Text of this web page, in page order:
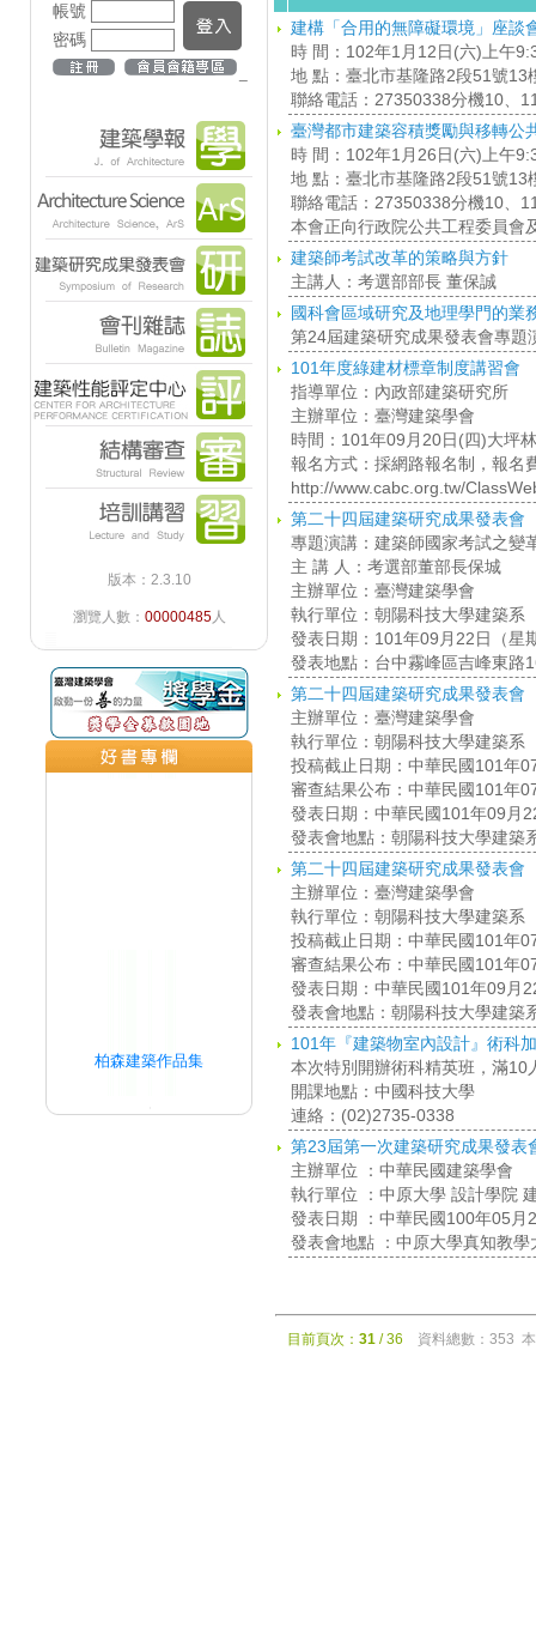
帳號
密碼
版本：2.3.10
瀏覽人數： 00000485人
柏森建築作品集
建構「合用的無障礙環境」座談
時 間：102年1月12日(六)上午
地 點：臺北市基隆路2段51號13
聯絡電話：27350338分機10、
臺灣都市建築容積獎勵與移轉公
時 間：102年1月26日(六)上午
地 點：臺北市基隆路2段51號13
聯絡電話：27350338分機10、
本會正向行政院公共工程委員
建築師考試改革的策略與方針
主講人：考選部部長 董保誠
國科會區域研究及地理學門的業
第24屆建築研究成果發表會專題
101年度綠建材標章制度講習會
指導單位：內政部建築研究所
主辦單位：臺灣建築學會
時間：101年09月20日(四)大坪
報名方式：採網路報名制，報名
http://www.cabc.org.tw/
第二十四屆建築研究成果發表會
專題演講：建築師國家考試之變
主 講 人：考選部董部長保城
主辦單位：臺灣建築學會
執行單位：朝陽科技大學建築系
發表日期：101年09月22日（星
發表地點：台中霧峰區吉峰東
第二十四屆建築研究成果發表會
主辦單位：臺灣建築學會
執行單位：朝陽科技大學建築系
投稿截止日期：中華民國101年
審查結果公布：中華民國101年
發表日期：中華民國101年09月
發表會地點：朝陽科技大學建
第二十四屆建築研究成果發表會
主辦單位：臺灣建築學會
執行單位：朝陽科技大學建築系
投稿截止日期：中華民國101年
審查結果公布：中華民國101年
發表日期：中華民國101年09月
發表會地點：朝陽科技大學建
101年『建築物室內設計』術科
本次特別開辦術科精英班，滿
開課地點：中國科技大學
連絡：(02)2735-0338
第23屆第一次建築研究成果發表
主辦單位 ：中華民國建築學會
執行單位 ：中原大學 設計學院
發表日期 ：中華民國100年05月
發表會地點 ：中原大學真知教
目前頁次： 31 / 36 資料總數：353